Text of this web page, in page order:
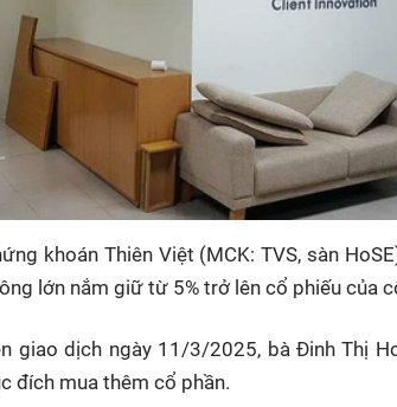
khoán Thiên Việt (MCK: TVS, sàn
lớn nắm giữ từ 5% trở lên cổ phiếu của
giao dịch ngày 11/3/2025, bà Đinh Thị
đích mua thêm cổ phần.